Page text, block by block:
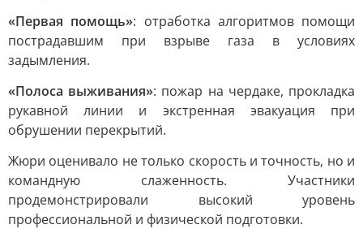
«Первая помощь»: отработка алгоритмов помощи
пострадавшим при взрыве газа в условиях
задымления.
«Полоса выживания»: пожар на чердаке, прокладка
рукавной линии и экстренная эвакуация при
обрушении перекрытий.
Жюри оценивало не только скорость и точность, но и
командную слаженность. Участники
продемонстрировали высокий уровень
профессиональной и физической подготовки.